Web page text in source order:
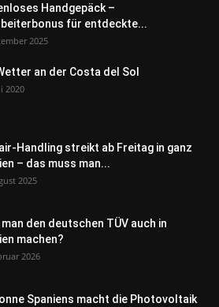
Handgepäck –
für entdeckte...
2025
an der Costa del Sol
2020
Handling streikt ab Freitag in ganz
– das muss man...
2025
man den deutschen TÜV auch in
machen?
2026
Spaniens macht die Photovoltaik